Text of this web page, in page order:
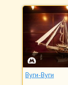
Вуги-Вуги